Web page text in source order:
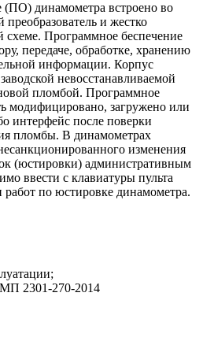
(ПО) динамометра встроено во
и жестко
схеме. Программное беспечение
передаче, обработке, хранению
информации. Корпус
невосстанавливаемой
пломбой. Программное
модифицировано, загружено или
интерфейс после поверки
пломбы. В динамометрах
изменения
(юстировки) административным
ввести с клавиатуры пульта
работ по юстировке динамометра.
2301-270-2014